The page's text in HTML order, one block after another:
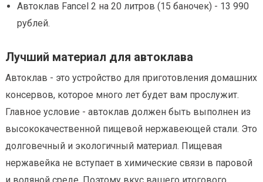
Автоклав Fancel 2 на 20 литров (15 баночек) - 13 990
рублей.
Лучший материал для автоклава
Автоклав - это устройство для приготовления домашних
консервов, которое много лет будет вам прослужит.
Главное условие - автоклав должен быть выполнен из
высококачественной пищевой нержавеющей стали. Это
долговечный и экологичный материал. Пищевая
нержавейка не вступает в химические связи в паровой